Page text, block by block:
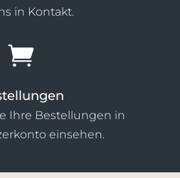
in Kontakt.

Ihre Bestellungen in
einsehen.